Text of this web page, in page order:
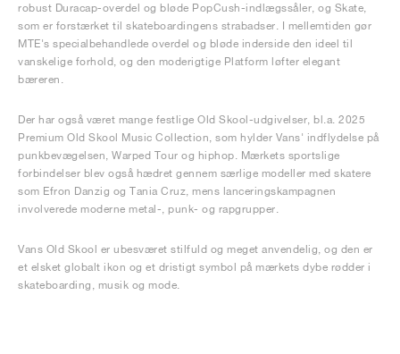
robust Duracap-overdel og bløde PopCush-indlægssåler, og Skate,
som er forstærket til skateboardingens strabadser. I mellemtiden gør
MTE's specialbehandlede overdel og bløde inderside den ideel til
vanskelige forhold, og den moderigtige Platform løfter elegant
bæreren.
Der har også været mange festlige Old Skool-udgivelser, bl.a. 2025
Premium Old Skool Music Collection, som hylder Vans' indflydelse på
punkbevægelsen, Warped Tour og hiphop. Mærkets sportslige
forbindelser blev også hædret gennem særlige modeller med skatere
som Efron Danzig og Tania Cruz, mens lanceringskampagnen
involverede moderne metal-, punk- og rapgrupper.
Vans Old Skool er ubesværet stilfuld og meget anvendelig, og den er
et elsket globalt ikon og et dristigt symbol på mærkets dybe rødder i
skateboarding, musik og mode.